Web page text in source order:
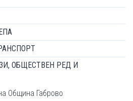
ОБЩЕСТВЕН РЕД И
Община Габрово